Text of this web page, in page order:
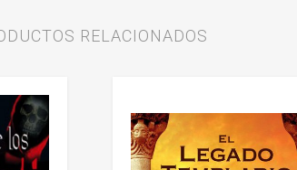
RELACIONADOS